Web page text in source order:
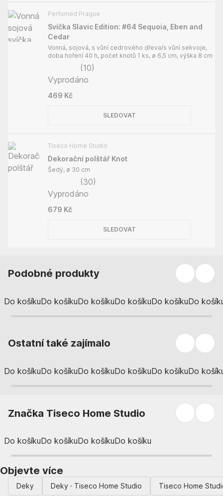
Perfumed Prague
Svíčka Slavic Edition: #64 Sequoia, Eben and
Cedar
Vonná, sojová, s vůní cedrového dřeva/s vůní sekvoje,
doba hoření 40 h, počet knotů 1 ks, ø 6,5 cm, výška 8 cm
(10)
Vyprodáno
469 Kč
SLEDOVAT
Tiseco Home Studio
Dekorační polštář Knot
Šedý, ø 30 cm
(30)
Vyprodáno
679 Kč
SLEDOVAT
Podobné produkty
Do košíkuDo košíkuDo košíkuDo košíkuDo košíkuDo
Ostatní také zajímalo
Do košíkuDo košíkuDo košíkuDo košíkuDo košíkuDo
Značka Tiseco Home Studio
Do košíkuDo košíkuDo košíkuDo košíku
Objevte více
Deky Deky · Tiseco Home Studio Tiseco Home